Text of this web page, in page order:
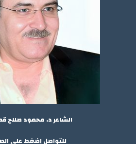
الشاعر د. محمود صلاح
للتواصل إضغط على